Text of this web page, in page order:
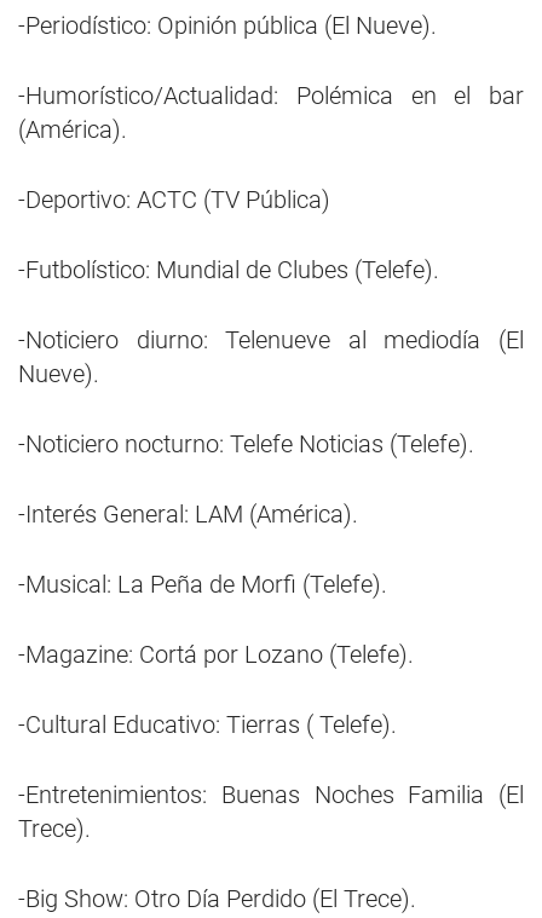
-Periodístico: Opinión pública (El Nueve).
-Humorístico/Actualidad: Polémica en el bar
(América).
-Deportivo: ACTC (TV Pública)
-Futbolístico: Mundial de Clubes (Telefe).
-Noticiero diurno: Telenueve al mediodía (El
Nueve).
-Noticiero nocturno: Telefe Noticias (Telefe).
-Interés General: LAM (América).
-Musical: La Peña de Morfi (Telefe).
-Magazine: Cortá por Lozano (Telefe).
-Cultural Educativo: Tierras ( Telefe).
-Entretenimientos: Buenas Noches Familia (El
Trece).
-Big Show: Otro Día Perdido (El Trece).